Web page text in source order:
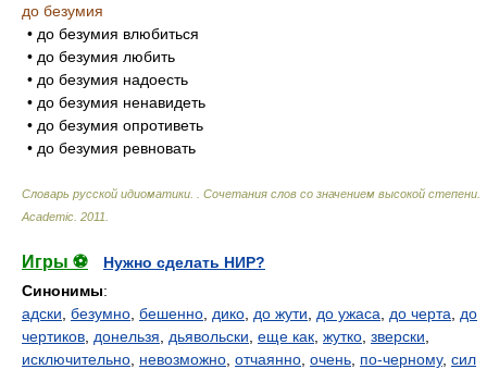
до безумия
• до безумия влюбиться
• до безумия любить
• до безумия надоесть
• до безумия ненавидеть
• до безумия опротиветь
• до безумия ревновать
Словарь русской идиоматики. . Сочетания слов со значением высокой степени
Academic 2011
Игры ⚽
Нужно сделать НИР?
Синонимы:
адски безумно бешенно дико до жути до ужаса до черта
до
чертиков донельзя дьявольски еще как жутко зверски
исключительно невозможно отчаянно очень по-черному, сил